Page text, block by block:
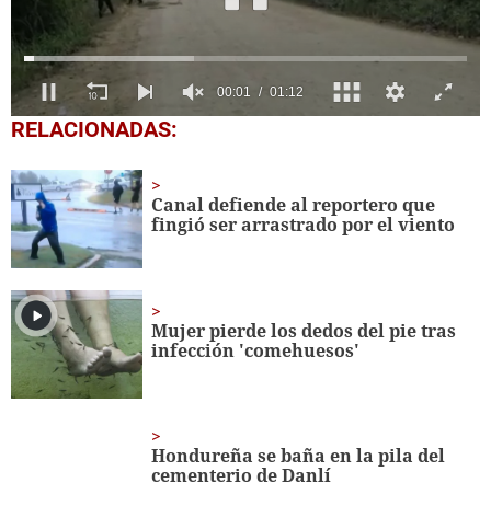
0
seconds
1
minute,
12
seconds
RELACIONADAS:
Canal defiende al reportero que
fingió ser arrastrado por el viento
Mujer pierde los dedos del pie tras
infección 'comehuesos'
Hondureña se baña en la pila del
cementerio de Danlí